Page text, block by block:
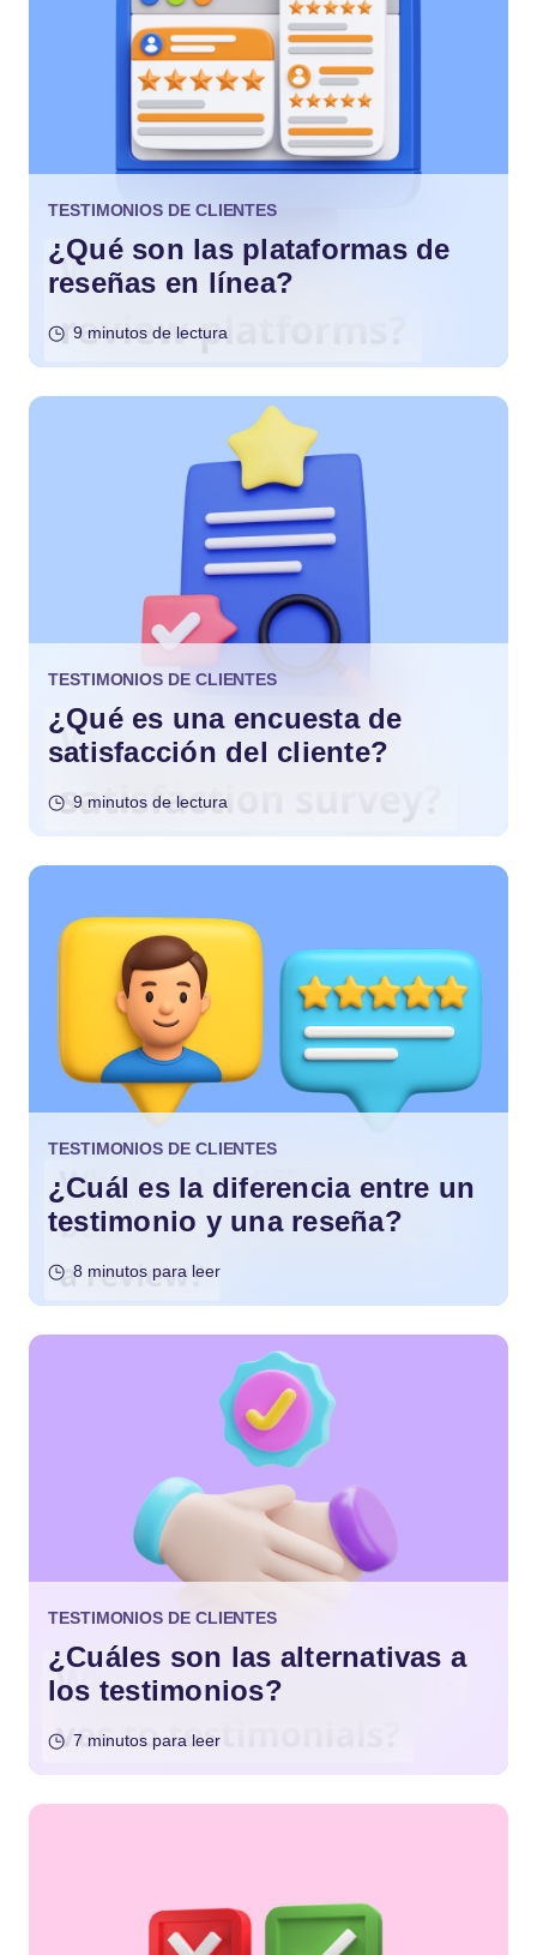
TESTIMONIOS DE CLIENTES
¿Qué son las plataformas de
reseñas en línea?
9 minutos de lectura
TESTIMONIOS DE CLIENTES
¿Qué es una encuesta de
satisfacción del cliente?
9 minutos de lectura
TESTIMONIOS DE CLIENTES
¿Cuál es la diferencia entre un
testimonio y una reseña?
8 minutos para leer
TESTIMONIOS DE CLIENTES
¿Cuáles son las alternativas a
los testimonios?
7 minutos para leer